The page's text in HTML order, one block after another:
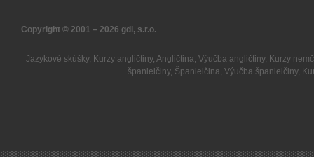
Copyright © 2001 – 2026 gdi, s.r.o.
Jazykové skúšky, Kurzy angličtiny, Angličtina, Výučba angličtiny, Kurzy
španielčiny, Španielčina, Výučba španielčiny,